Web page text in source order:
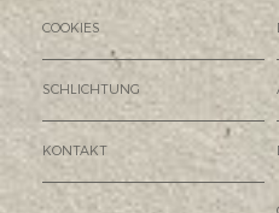
COOKIES
SCHLICHTUNG
KONTAKT